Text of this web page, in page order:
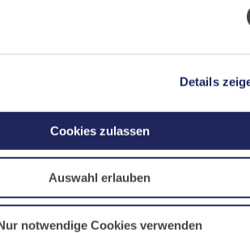
Details
Cookies zulassen
Auswahl erlauben
notwendige Cookies verwenden